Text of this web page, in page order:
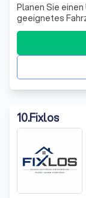
Planen Sie
geeignetes
Wir bieten
mit einem
stunden- oder
Fahrzeuge sind
10.Fixlos